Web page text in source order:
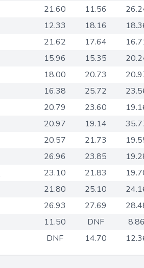
21.60 11.56
12.33 18.16
21.62 17.64
15.96 15.35
18.00 20.73
16.38 25.72
20.79 23.60
20.97 19.14
20.57 21.73
26.96 23.85
23.10 21.83
21.80 25.10
26.93 27.69
11.50 DNF 8.86
DNF 14.70